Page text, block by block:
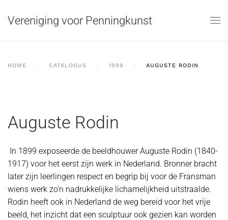
Skip to main content
Vereniging voor Penningkunst
HOME CATALOGUS 1999 AUGUSTE RODIN
Auguste Rodin
In 1899 exposeerde de beeldhouwer Auguste Rodin (1840-
1917) voor het eerst zijn werk in Nederland. Bronner bracht
later zijn leerlingen respect en begrip bij voor de Fransman
wiens werk zo'n nadrukkelijke lichamelijkheid uitstraalde.
Rodin heeft ook in Nederland de weg bereid voor het vrije
beeld, het inzicht dat een sculptuur ook gezien kan worden